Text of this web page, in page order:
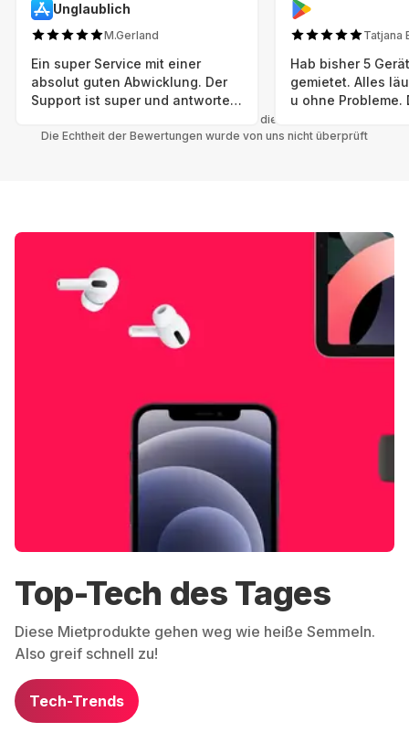
Unglaublich
M.Gerland
Ein super Service mit einer
absolut guten Abwicklung. Der
Support ist super und antworte
Tatjana
Hab bisher 5
gemietet. Alles
u ohne Probleme.
einwandfreien
Nachhaltig u wer
mal wieder ein
hat (Xbox,
Smartphone etc),
Grover nur
Möglichkeit
besteht nach
Alle Bewertungen beziehen sich auf die Grover App.
Die Echtheit der Bewertungen wurde von uns nicht überprüft
Top-Tech des Tages
Diese Mietprodukte gehen weg wie heiße Semmeln.
Also greif schnell zu!
Tech-Trends